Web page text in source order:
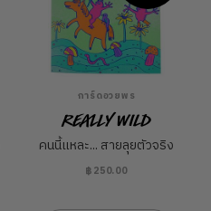
การ์ดอวยพร
Really Wild
คนนี้แหละ... สายลุยตัวจริง
฿250.00